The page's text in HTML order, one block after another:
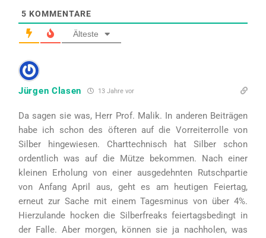
5 KOMMENTARE
Älteste
Jürgen Clasen 13 Jahre vor
Da sagen sie was, Herr Prof. Malik. In anderen Beiträgen
habe ich schon des öfteren auf die Vorreiterrolle von
Silber hingewiesen. Charttechnisch hat Silber schon
ordentlich was auf die Mütze bekommen. Nach einer
kleinen Erholung von einer ausgedehnten Rutschpartie
von Anfang April aus, geht es am heutigen Feiertag,
erneut zur Sache mit einem Tagesminus von über 4%.
Hierzulande hocken die Silberfreaks feiertagsbedingt in
der Falle. Aber morgen, können sie ja nachholen, was